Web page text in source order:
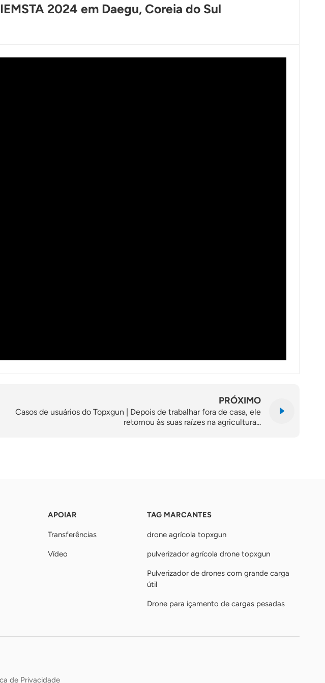
2024 em Daegu, Coreia do Sul
PRÓXIMO
Casos de usuários do Topxgun | Depois de trabalhar fora de casa, ele
retornou às suas raízes na agricultura...
APOIAR
Transferências
Vídeo
TAG MARCANTES
drone agrícola topxgun
pulverizador agrícola drone topxgun
Pulverizador de drones com grande carga
útil
Drone para içamento de cargas pesadas
de Privacidade